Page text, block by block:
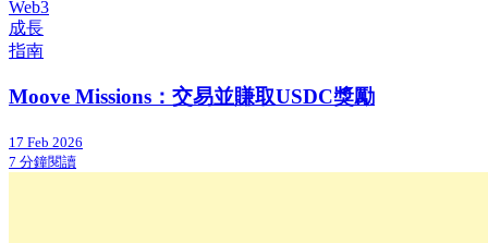
Web3
成長
指南
Moove Missions：交易並賺取USDC獎勵
17 Feb 2026
7 分鐘閱讀